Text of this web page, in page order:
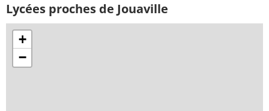
Lycées proches de Jouaville
+
−